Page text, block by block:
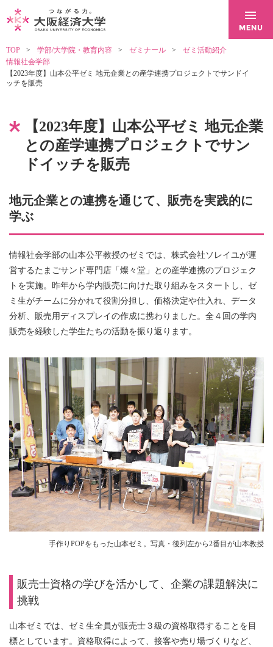
TOP 学部/大学院・教育内容 ゼミナール
ゼミ活動紹介
情報社会学部
【2023年度】山本公平ゼミ 地元企業との産学連携プロジェクトでサンドイ
ッチを販売
【2023年度】山本公平ゼミ 地元企業
との産学連携プロジェクトでサン
ドイッチを販売
地元企業との連携を通じて、販売を実践的に
学ぶ
情報社会学部の山本公平教授のゼミでは、株式会社ソレイユが運
営するたまごサンド専門店「燦々堂」との産学連携のプロジェク
トを実施。昨年から学内販売に向けた取り組みをスタートし、ゼ
ミ生がチームに分かれて役割分担し、価格決定や仕入れ、データ
分析、販売用ディスプレイの作成に携わりました。全４回の学内
販売を経験した学生たちの活動を振り返ります。
手作りPOPをもった山本ゼミ。写真・後列左から2番目が山本教授
販売士資格の学びを活かして、企業の課題解決に
挑戦
山本ゼミでは、ゼミ生全員が販売士３級の資格取得することを目
標としています。資格取得によって、接客や売り場づくりなど、